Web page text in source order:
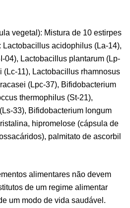
vegetal): Mistura de 10 estirpes
acidophilus (La-14),
04), Lactobacillus plantarum (Lp-
(Lc-11), Lactobacillus rhamnosus
(Lpc-37), Bifidobacterium
thermophilus (St-21),
33), Bifidobacterium longum
hipromelose (cápsula de
palmitato de ascorbil
alimentares não devem
de um regime alimentar
um modo de vida saudável.
Suplementos